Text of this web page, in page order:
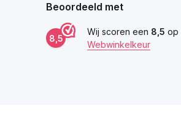
Beoordeeld met
8,5
Wij scoren een 8,5 op
Webwinkelkeur